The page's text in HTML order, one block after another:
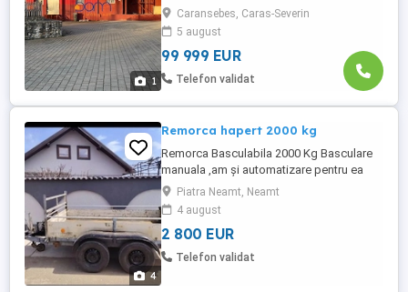
1
Se vinde moară de cereale complet
echipată, cu diagramă combinată,
destinată procesării grâuluiși a
porumbului, având o capacitate de
producție de aproximativ 30 de tone pe zi.
Caracteristici principale: Capacitate ...
Caransebes, Caras-Severin
5 august
99 999 EUR
Telefon validat
4
Remorca hapert 2000 kg
Remorca Basculabila 2000 Kg Basculare
manuala ,am și automatizare pentru ea
Cauciucuri C noi Recent înmatriculată Preț
negociabil 2800
Piatra Neamt, Neamt
4 august
2 800 EUR
Telefon validat